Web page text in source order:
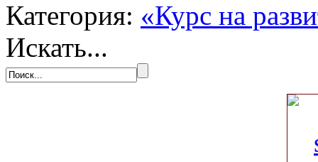
Категория: «Курс на
Искать...